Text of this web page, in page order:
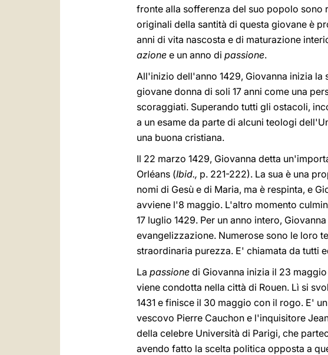
fronte alla sofferenza del suo popolo sono
originali della santità di questa giovane è
anni di vita nascosta e di maturazione
azione e un anno di passione.
All'inizio dell'anno 1429, Giovanna inizia la
giovane donna di soli 17 anni come una
scoraggiati. Superando tutti gli ostacoli,
a un esame da parte di alcuni teologi
una buona cristiana.
Il 22 marzo 1429, Giovanna detta
Orléans (Ibid., p. 221-222). La sua è una
nomi di Gesù e di Maria, ma è respinta, e
avviene l'8 maggio. L'altro momento
17 luglio 1429. Per un anno intero,
evangelizzazione. Numerose sono le loro
straordinaria purezza. E' chiamata da tutti
La passione di Giovanna inizia il 23
viene condotta nella città di Rouen. Lì si
1431 e finisce il 30 maggio con il rogo. E'
vescovo Pierre Cauchon e l'inquisitore
della celebre Università di Parigi, che
avendo fatto la scelta politica opposta a